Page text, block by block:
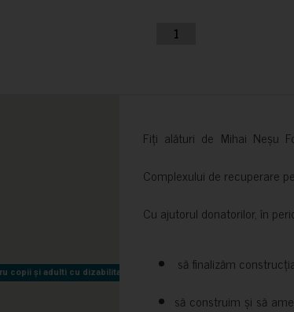
1
copii și adulti cu dizabilitati neuromotorii Sfântul Nectarie
copii și adulti cu dizabilitati neuromotorii Sfântul Nectarie
Fiți alături de Mihai Neșu
Complexului de recuperare
Cu ajutorul donatorilor, în
să finalizăm
să construim și să